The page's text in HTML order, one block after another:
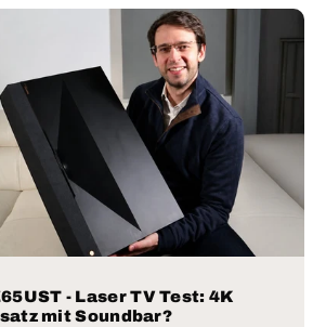
- Laser TV Test: 4K
mit Soundbar?